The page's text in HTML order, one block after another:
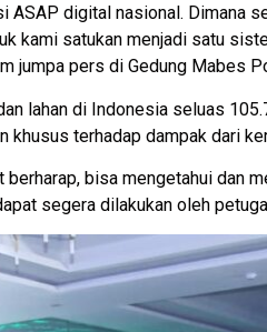
ASAP digital nasional. Dimana
kami satukan menjadi satu
jumpa pers di Gedung Mabes
lahan di Indonesia seluas
terhadap dampak dari
bisa mengetahui dan
segera dilakukan oleh